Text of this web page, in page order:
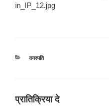
in_IP_12.jpg
श्रेणियाँ
वनस्पति
प्रातिक्रिया दे